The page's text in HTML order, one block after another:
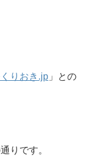
りおき.jp 」との
りです。